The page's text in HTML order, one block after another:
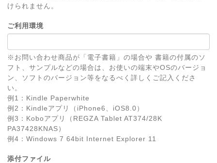
けられません。
ご利用環境
※お問い合わせ商品が「電子書籍」の場合や 書籍の付属のソ
フト、サンプルなどの場合は、お使いの端末やOSのバージョ
ン、ソフトのバージョン等をなるべく詳しくご記入くださ
い。
例1：Kindle Paperwhite
例2：Kindleアプリ（iPhone6、iOS8.0）
例3：Koboアプリ（REGZA Tablet AT374/28K
PA37428KNAS）
例4：Windows 7 64bit Internet Explorer 11
添付ファイル